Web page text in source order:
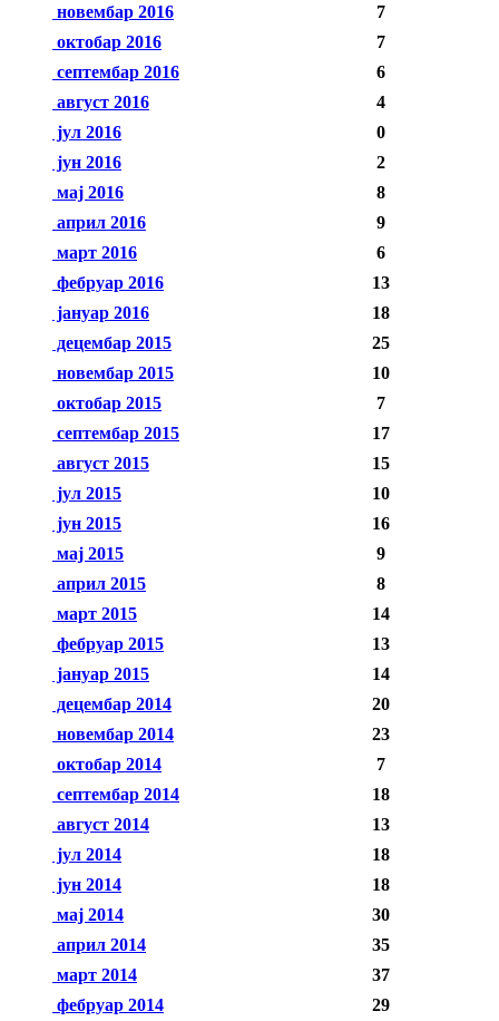
новембар 2016
7
октобар 2016
7
септембар 2016
6
август 2016
4
јул 2016
0
јун 2016
2
мај 2016
8
април 2016
9
март 2016
6
фебруар 2016
13
јануар 2016
18
децембар 2015
25
новембар 2015
10
октобар 2015
7
септембар 2015
17
август 2015
15
јул 2015
10
јун 2015
16
мај 2015
9
април 2015
8
март 2015
14
фебруар 2015
13
јануар 2015
14
децембар 2014
20
новембар 2014
23
октобар 2014
7
септембар 2014
18
август 2014
13
јул 2014
18
јун 2014
18
мај 2014
30
април 2014
35
март 2014
37
фебруар 2014
29